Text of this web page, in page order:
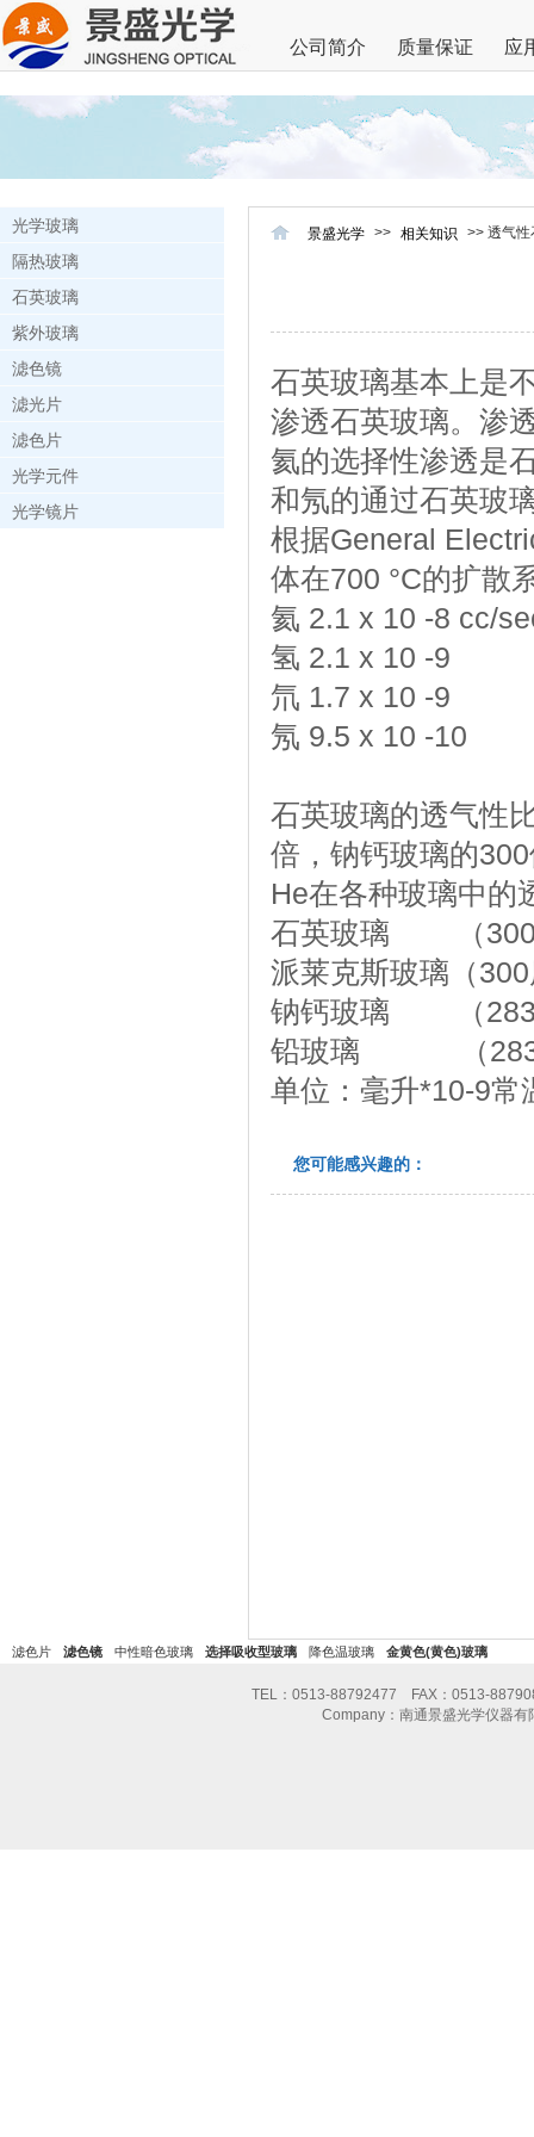
公司简介 质量保证 应
光学玻璃
隔热玻璃
石英玻璃
紫外玻璃
滤色镜
滤光片
滤色片
光学元件
光学镜片
景盛光学 >> 相关知识 >> 透气
石英玻璃基本上是
渗透石英玻璃。渗
氦的选择性渗透是
和氖的通过石英玻
根据General
体在700 °C的扩散
氦 2.1 x 10 -8 cc/
氢 2.1 x 10 -9
氘 1.7 x 10 -9
氖 9.5 x 10 -10
石英玻璃的透气性
倍，钠钙玻璃的
He在各种玻璃中的
石英玻璃 （300
派莱克斯玻璃（
钠钙玻璃 （283
铅玻璃 （283
单位：毫升*10-9常
您可能感兴趣的：
滤色片 滤色镜 中性暗色玻璃 选择吸收型玻璃 降色温玻璃 金黄色(黄色)玻璃
TEL：0513-88792477 FAX：0513-
Company：南通景盛光学仪器